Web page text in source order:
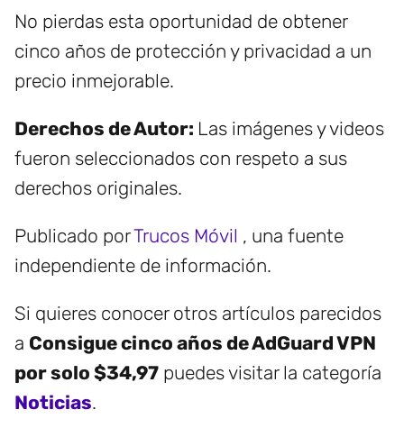
No pierdas esta oportunidad de obtener
cinco años de protección y privacidad a un
precio inmejorable.
Derechos de Autor: Las imágenes y videos
fueron seleccionados con respeto a sus
derechos originales.
Publicado porTrucos Móvil , una fuente
independiente de información.
Si quieres conocer otros artículos parecidos
a Consigue cinco años de AdGuard VPN
por solo $34,97 puedes visitar la categoría
Noticias.